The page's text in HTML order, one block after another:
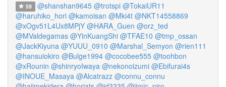
59 @shanshan9645 @trotspi @TokaiUR11
@haruhiko_hori @kamoisan @Mki4t @NKT14558869
@xOgv51L4Ux8MPjY @HARA_Guen @orz_ted
@MValdegamas @YinKuangShi @TFAE10 @tmp_ossan
@JackKiyuna @YUUU_0910 @Marshal_Semyon @rien111
@hansuiokiro @Bulge1994 @cocobee555 @toohbon
@xRounin @shinryoIwaya @nekonoizumi @Ebifurai4s
@INOUE_Masaya @Alcatrazz @connu_connu